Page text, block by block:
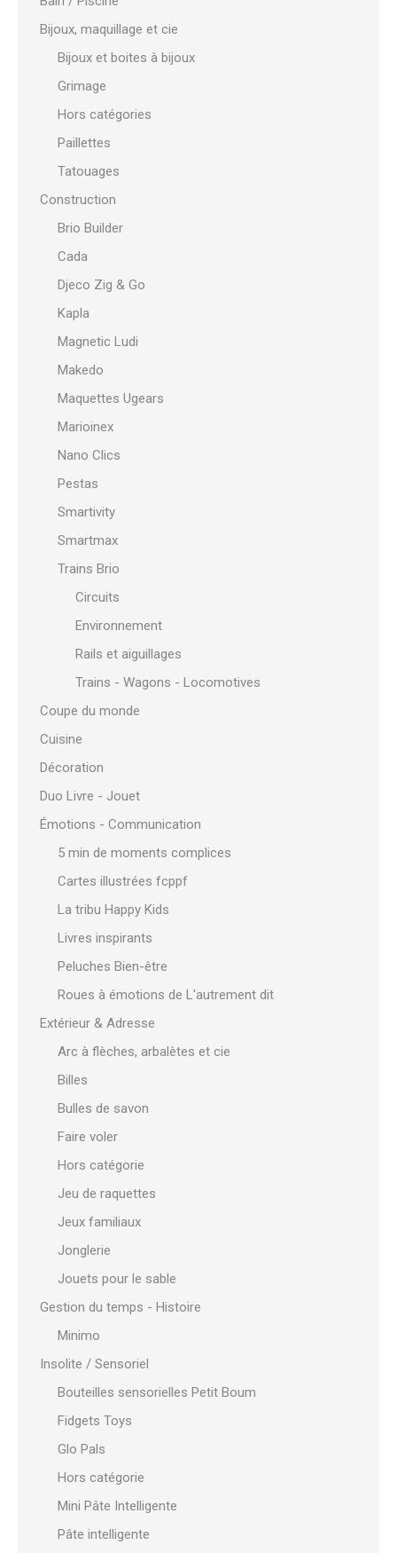
Bijoux, maquillage et cie
Bijoux et boites à bijoux
Grimage
Hors catégories
Paillettes
Tatouages
Construction
Brio Builder
Cada
Djeco Zig & Go
Kapla
Magnetic Ludi
Makedo
Maquettes Ugears
Marioinex
Nano Clics
Pestas
Smartivity
Smartmax
Trains Brio
Circuits
Environnement
Rails et aiguillages
Trains - Wagons - Locomotives
Coupe du monde
Cuisine
Décoration
Duo Livre - Jouet
Émotions - Communication
5 min de moments complices
Cartes illustrées fcppf
La tribu Happy Kids
Livres inspirants
Peluches Bien-être
Roues à émotions de L'autrement dit
Extérieur & Adresse
Arc à flèches, arbalètes et cie
Billes
Bulles de savon
Faire voler
Hors catégorie
Jeu de raquettes
Jeux familiaux
Jonglerie
Jouets pour le sable
Gestion du temps - Histoire
Minimo
Insolite / Sensoriel
Bouteilles sensorielles Petit Boum
Fidgets Toys
Glo Pals
Hors catégorie
Mini Pâte Intelligente
Pâte intelligente